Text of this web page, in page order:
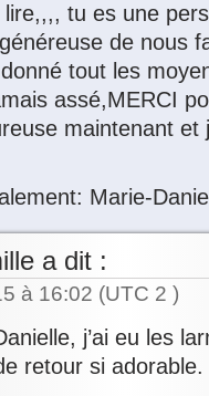
tu es une
de nous
tout les
assé,MERCI
maintenant et
Marie-
a dit :
à 16:02 (UTC 2 )
j’ai eu les
retour si adorable.